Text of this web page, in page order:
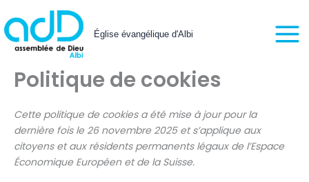
au
contenu
Église évangélique d'Albi
Politique de cookies
Cette politique de cookies a été mise à jour pour la
dernière fois le 26 novembre 2025 et s’applique aux
citoyens et aux résidents permanents légaux de l’Espace
Économique Européen et de la Suisse.
service
service
service
service
service
service
service
service